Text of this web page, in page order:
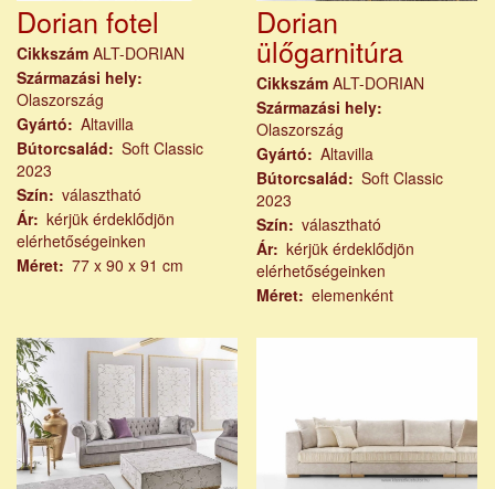
Dorian fotel
Cikkszám ALT-DORIAN
Származási hely
Olaszország
Gyártó
Altavilla
Bútorcsalád
Soft Classic
2023
Szín
választható
Ár kérjük érdeklődjön
elérhetőségeinken
Méret 77 x 90 x 91 cm
Dorian
ülőgarnitúra
Cikkszám ALT-DORIAN
Származási hely
Olaszország
Gyártó
Altavilla
Bútorcsalád
Soft Classic
2023
Szín
választható
Ár
kérjük érdeklődjön
elérhetőségeinken
Méret
elemenként